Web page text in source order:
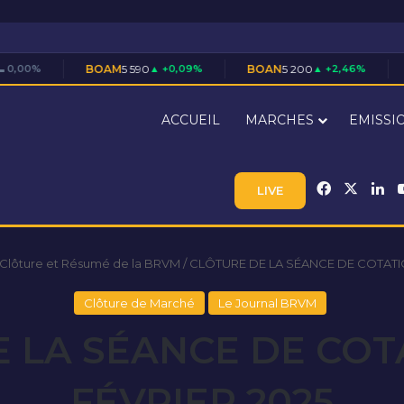
BOAM5 590 ▲ +0,09% BOAN5 200 ▲ +2,46% BOAS7 710
ACCUEIL MARCHES
LIVE Facebook
et Résumé de la BRVM / CLÔTURE DE LA SÉANCE DE
Clôture de Marché Le Journal BRVM